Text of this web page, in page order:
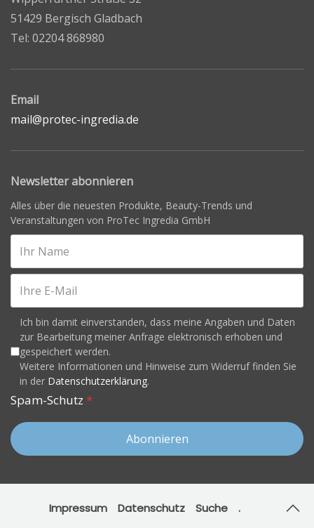
51429 Bergisch Gladbach
Tel: 02204 868980
Email
mail@protec-ingredia.de
Newsletter abonnieren
Alles über die neuesten Produkte, Beauty-Trends und
Veranstaltungen von ProTec Ingredia GmbH
Ich bin damit einverstanden, dass meine Angaben und Daten
zur Bearbeitung meiner Anfrage elektronisch erhoben und
gespeichert werden.
Weitere Informationen und Hinweise zum Widerruf finden Sie
in der Datenschutzerklärung.
Spam-Schutz *
Abonnieren
Impressum Datenschutz Suche .